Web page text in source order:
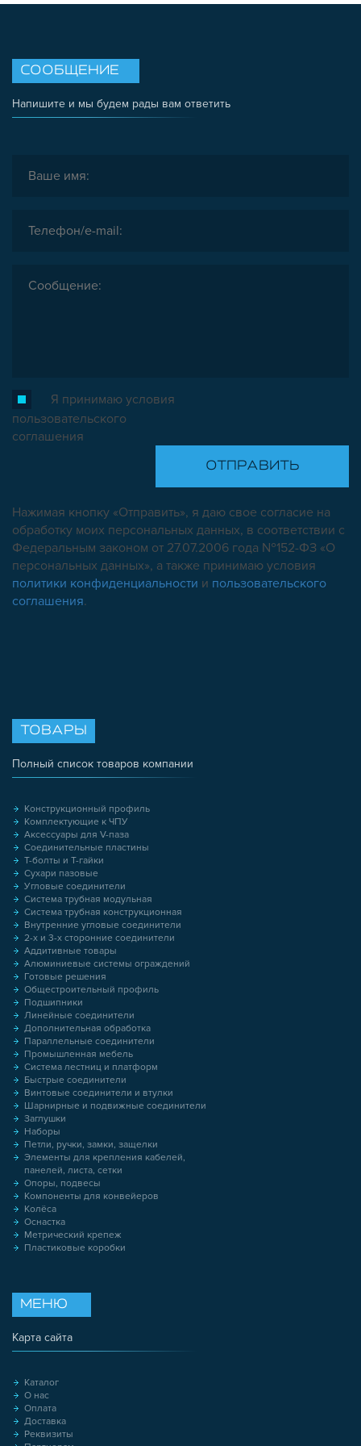
СООБЩЕНИЕ
Напишите и мы будем рады вам ответить
Я принимаю условия
пользовательского
соглашения
Нажимая кнопку «Отправить», я даю свое согласие на
обработку моих персональных данных, в соответствии с
Федеральным законом от 27.07.2006 года №152-ФЗ «О
персональных данных», а также принимаю условия
политики конфиденциальности и пользовательского
соглашения.
ТОВАРЫ
Полный список товаров компании
Конструкционный профиль
Комплектующие к ЧПУ
Аксессуары для V-паза
Соединительные пластины
Т-болты и Т-гайки
Сухари пазовые
Угловые соединители
Система трубная модульная
Система трубная конструкционная
Внутренние угловые соединители
2-х и 3-х сторонние соединители
Аддитивные товары
Алюминиевые системы ограждений
Готовые решения
Общестроительный профиль
Подшипники
Линейные соединители
Дополнительная обработка
Параллельные соединители
Промышленная мебель
Система лестниц и платформ
Быстрые соединители
Винтовые соединители и втулки
Шарнирные и подвижные соединители
Заглушки
Наборы
Петли, ручки, замки, защелки
Элементы для крепления кабелей,
панелей, листа, сетки
Опоры, подвесы
Компоненты для конвейеров
Колёса
Оснастка
Метрический крепеж
Пластиковые коробки
МЕНЮ
Карта сайта
Каталог
О нас
Оплата
Доставка
Реквизиты